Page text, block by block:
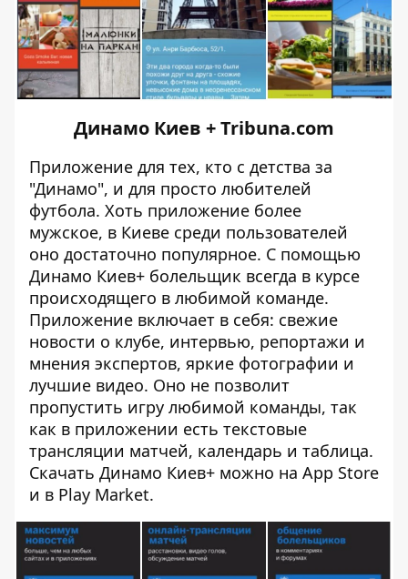
Динамо Киев + Tribuna.com
Приложение для тех, кто с детства за
"Динамо", и для просто любителей
футбола. Хоть приложение более
мужское, в Киеве среди пользователей
оно достаточно популярное. С помощью
Динамо Киев+ болельщик всегда в курсе
происходящего в любимой команде.
Приложение включает в себя: свежие
новости о клубе, интервью, репортажи и
мнения экспертов, яркие фотографии и
лучшие видео. Оно не позволит
пропустить игру любимой команды, так
как в приложении есть текстовые
трансляции матчей, календарь и таблица.
Скачать Динамо Киев+ можно на App Store
и в Play Market.